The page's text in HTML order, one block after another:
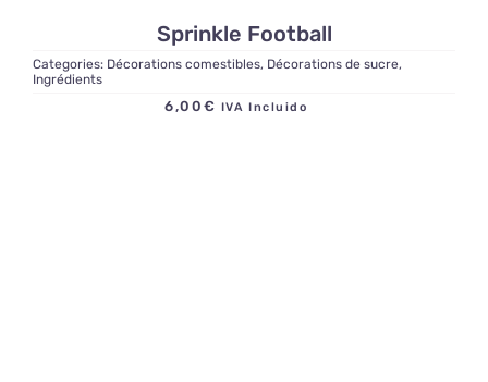
Sprinkle Football
Categories: Décorations comestibles, Décorations de sucre,
Ingrédients
6,00 € IVA Incluido